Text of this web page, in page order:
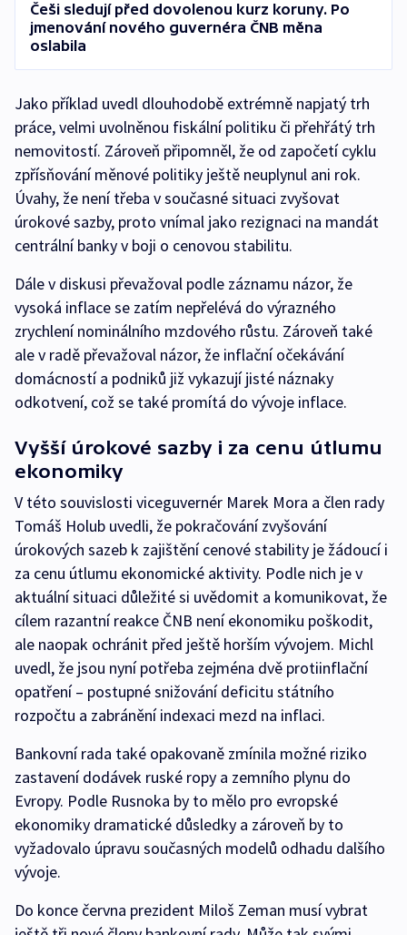
Češi sledují před dovolenou kurz koruny. Po
jmenování nového guvernéra ČNB měna
oslabila
Jako příklad uvedl dlouhodobě extrémně napjatý trh
práce, velmi uvolněnou fiskální politiku či přehřátý trh
nemovitostí. Zároveň připomněl, že od započetí cyklu
zpřísňování měnové politiky ještě neuplynul ani rok.
Úvahy, že není třeba v současné situaci zvyšovat
úrokové sazby, proto vnímal jako rezignaci na mandát
centrální banky v boji o cenovou stabilitu.
Dále v diskusi převažoval podle záznamu názor, že
vysoká inflace se zatím nepřelévá do výrazného
zrychlení nominálního mzdového růstu. Zároveň také
ale v radě převažoval názor, že inflační očekávání
domácností a podniků již vykazují jisté náznaky
odkotvení, což se také promítá do vývoje inflace.
Vyšší úrokové sazby i za cenu útlumu
ekonomiky
V této souvislosti viceguvernér Marek Mora a člen rady
Tomáš Holub uvedli, že pokračování zvyšování
úrokových sazeb k zajištění cenové stability je žádoucí i
za cenu útlumu ekonomické aktivity. Podle nich je v
aktuální situaci důležité si uvědomit a komunikovat, že
cílem razantní reakce ČNB není ekonomiku poškodit,
ale naopak ochránit před ještě horším vývojem. Michl
uvedl, že jsou nyní potřeba zejména dvě protiinflační
opatření – postupné snižování deficitu státního
rozpočtu a zabránění indexaci mezd na inflaci.
Bankovní rada také opakovaně zmínila možné riziko
zastavení dodávek ruské ropy a zemního plynu do
Evropy. Podle Rusnoka by to mělo pro evropské
ekonomiky dramatické důsledky a zároveň by to
vyžadovalo úpravu současných modelů odhadu dalšího
vývoje.
Do konce června prezident Miloš Zeman musí vybrat